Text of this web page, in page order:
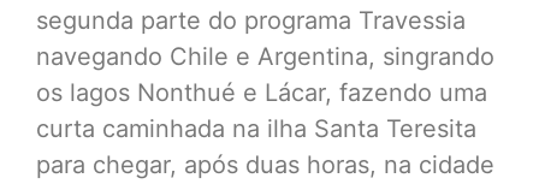
segunda parte do programa Travessia
navegando Chile e Argentina, singrando
os lagos Nonthué e Lácar, fazendo uma
curta caminhada na ilha Santa Teresita
para chegar, após duas horas, na cidade